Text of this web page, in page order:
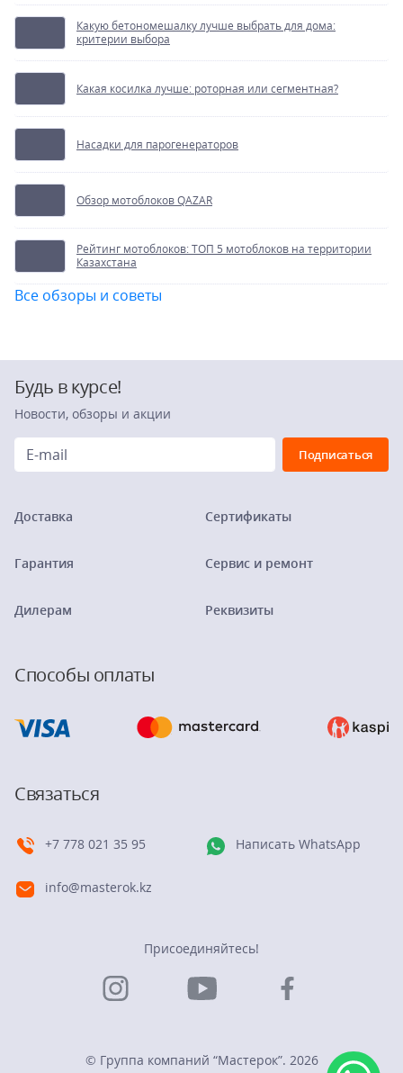
Какую бетономешалку лучше выбрать для дома:
критерии выбора
Какая косилка лучше: роторная или сегментная?
Насадки для парогенераторов
Обзор мотоблоков QAZAR
Рейтинг мотоблоков: ТОП 5 мотоблоков на территории
Казахстана
Все обзоры и советы
Будь в курсе!
Новости, обзоры и акции
Доставка
Гарантия
Дилерам
Сертификаты
Сервис и ремонт
Реквизиты
Способы оплаты
Связаться
+7 778 021 35 95 Написать WhatsApp
info@masterok.kz
Присоединяйтесь!
© Группа компаний “Мастерок”. 2026